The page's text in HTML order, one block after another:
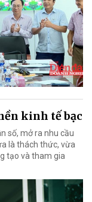
kinh tế bạc
số, mở ra nhu cầu
là thách thức, vừa
tạo và tham gia